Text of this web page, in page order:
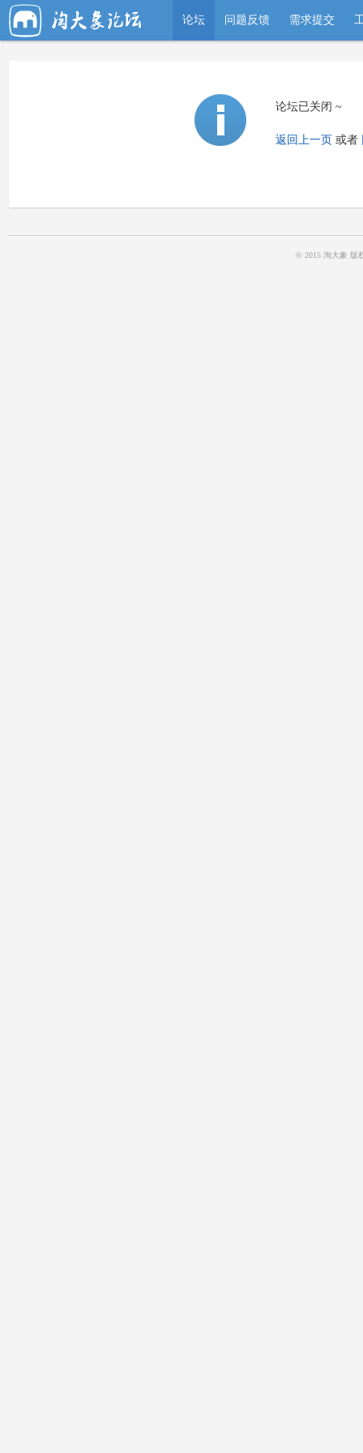
论坛 问题反馈 需求提交
论坛已关闭 ~
返回上一页 或者
© 2015 淘大象 版